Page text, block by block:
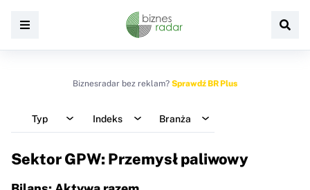
Biznesradar bez reklam? Sprawdź BR Plus
Typ Indeks Branża
Sektor GPW: Przemysł paliwowy